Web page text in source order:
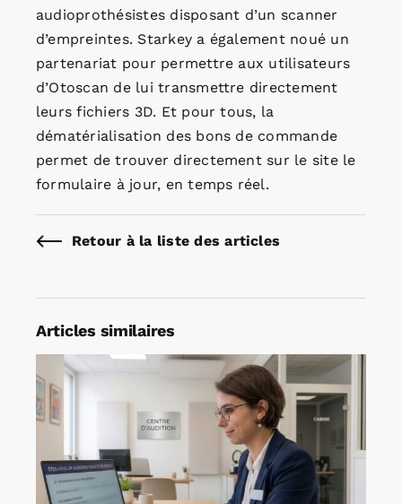
audioprothésistes disposant d’un scanner
d’empreintes. Starkey a également noué un
partenariat pour permettre aux utilisateurs
d’Otoscan de lui transmettre directement
leurs fichiers 3D. Et pour tous, la
dématérialisation des bons de commande
permet de trouver directement sur le site le
formulaire à jour, en temps réel.
Retour à la liste des articles
Articles similaires